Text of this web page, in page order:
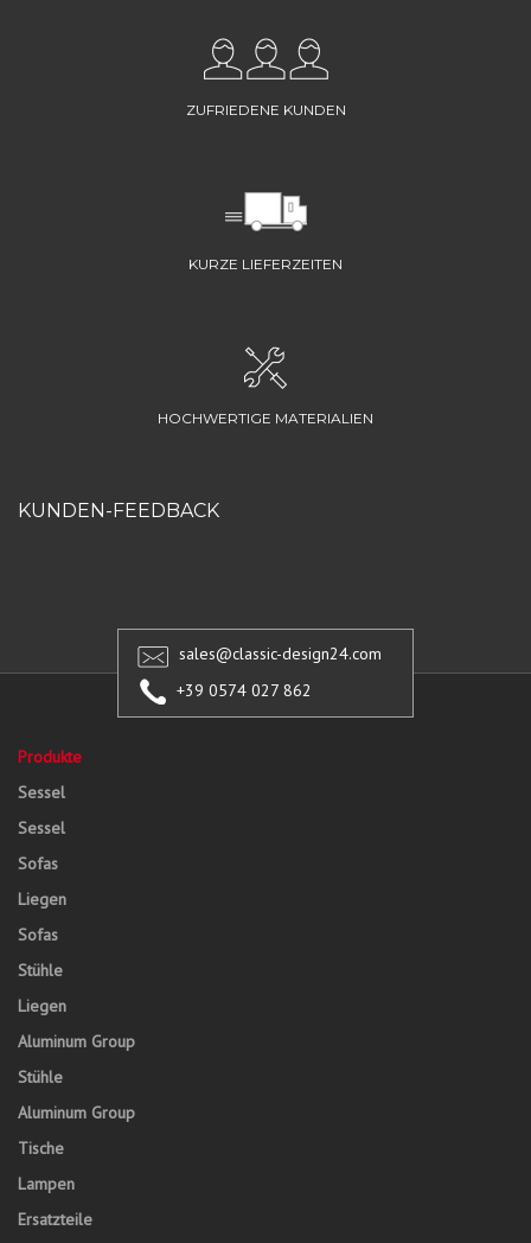
ZUFRIEDENE KUNDEN
KURZE LIEFERZEITEN
HOCHWERTIGE MATERIALIEN
KUNDEN-FEEDBACK
sales@classic-design24.com
+39 0574 027 862
Produkte
Sessel
Sessel
Sofas
Liegen
Sofas
Stühle
Liegen
Aluminum Group
Stühle
Aluminum Group
Tische
Lampen
Ersatzteile